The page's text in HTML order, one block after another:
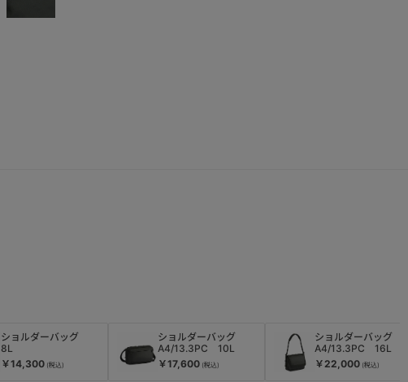
ショルダーバッグ
8L
￥14,300
ショルダーバッグ
A4/13.3PC 10L
￥17,600
ショルダーバッグ
A4/13.3PC 16L
￥22,000